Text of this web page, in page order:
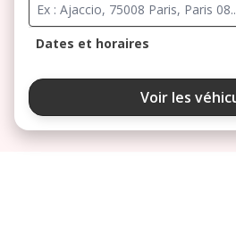
Dates et horaires
ma me
Voir les